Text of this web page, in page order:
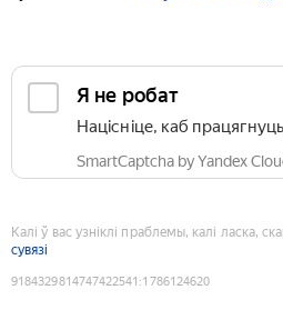
Я не робат
Націсніце, каб працягнуць
SmartCaptcha by Yandex
Калі ў вас узніклі праблемы, калі ласка,
сувязі
9184329814747422541 :1786124620